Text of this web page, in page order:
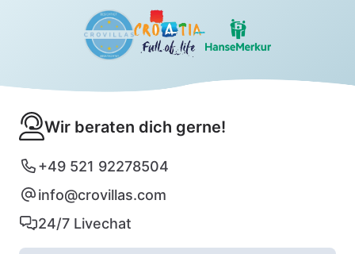
Wir beraten dich gerne!
+49 521 92278504
info@crovillas.com
24/7 Livechat